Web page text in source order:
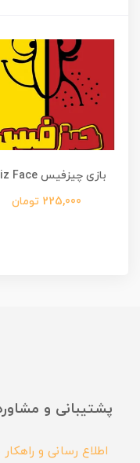
بازی چیزفیس Chiz Face
225,000 تومان
پشتیبانی و
اطلاع رسانی و